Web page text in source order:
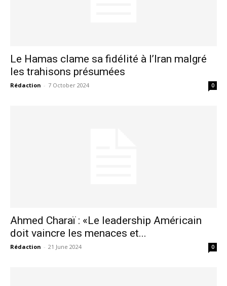
Le Hamas clame sa fidélité à l’Iran malgré
les trahisons présumées
Rédaction - 7 October 2024 0
Ahmed Charaï : «Le leadership Américain
doit vaincre les menaces et...
Rédaction - 21 June 2024 0